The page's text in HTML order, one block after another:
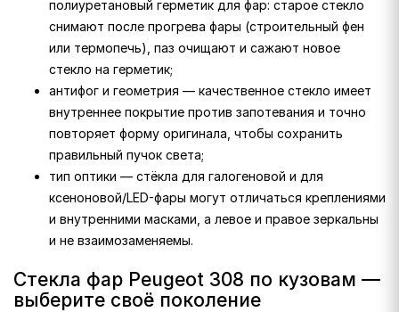
полиуретановый герметик для фар: старое стекло
снимают после прогрева фары (строительный фен
или термопечь), паз очищают и сажают новое
стекло на герметик;
антифог и геометрия — качественное стекло имеет
внутреннее покрытие против запотевания и точно
повторяет форму оригинала, чтобы сохранить
правильный пучок света;
тип оптики — стёкла для галогеновой и для
ксеноновой/LED-фары могут отличаться креплениями
и внутренними масками, а левое и правое зеркальны
и не взаимозаменяемы.
Стекла фар Peugeot 308 по кузовам —
выберите своё поколение